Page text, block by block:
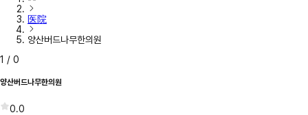
医院
양산버드나무한의원
1 / 0
양산버드나무한의원
0.0